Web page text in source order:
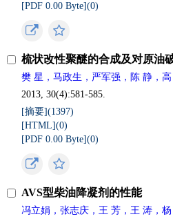
[PDF 0.00 Byte](0)
梳状改性聚醚的合成及对原油
樊 星，马政生，严军强，陈 静，
2013, 30(4):581-585.
[摘要](1397)
[HTML](0)
[PDF 0.00 Byte](0)
AVS型柴油降凝剂的性能
冯立娟，张志庆，王 芳，王 涛，杨